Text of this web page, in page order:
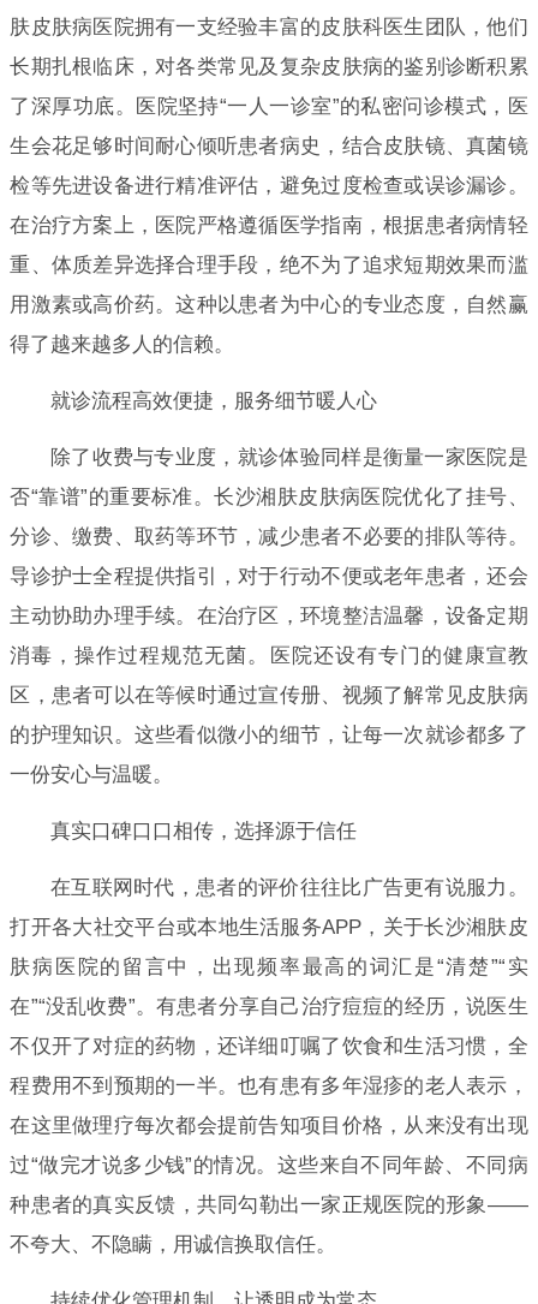
肤皮肤病医院拥有一支经验丰富的皮肤科医生团队，他们
长期扎根临床，对各类常见及复杂皮肤病的鉴别诊断积累
了深厚功底。医院坚持“一人一诊室”的私密问诊模式，医
生会花足够时间耐心倾听患者病史，结合皮肤镜、真菌镜
检等先进设备进行精准评估，避免过度检查或误诊漏诊。
在治疗方案上，医院严格遵循医学指南，根据患者病情轻
重、体质差异选择合理手段，绝不为了追求短期效果而滥
用激素或高价药。这种以患者为中心的专业态度，自然赢
得了越来越多人的信赖。
就诊流程高效便捷，服务细节暖人心
除了收费与专业度，就诊体验同样是衡量一家医院是
否“靠谱”的重要标准。长沙湘肤皮肤病医院优化了挂号、
分诊、缴费、取药等环节，减少患者不必要的排队等待。
导诊护士全程提供指引，对于行动不便或老年患者，还会
主动协助办理手续。在治疗区，环境整洁温馨，设备定期
消毒，操作过程规范无菌。医院还设有专门的健康宣教
区，患者可以在等候时通过宣传册、视频了解常见皮肤病
的护理知识。这些看似微小的细节，让每一次就诊都多了
一份安心与温暖。
真实口碑口口相传，选择源于信任
在互联网时代，患者的评价往往比广告更有说服力。
打开各大社交平台或本地生活服务APP，关于长沙湘肤皮
肤病医院的留言中，出现频率最高的词汇是“清楚”“实
在”“没乱收费”。有患者分享自己治疗痘痘的经历，说医生
不仅开了对症的药物，还详细叮嘱了饮食和生活习惯，全
程费用不到预期的一半。也有患有多年湿疹的老人表示，
在这里做理疗每次都会提前告知项目价格，从来没有出现
过“做完才说多少钱”的情况。这些来自不同年龄、不同病
种患者的真实反馈，共同勾勒出一家正规医院的形象——
不夸大、不隐瞒，用诚信换取信任。